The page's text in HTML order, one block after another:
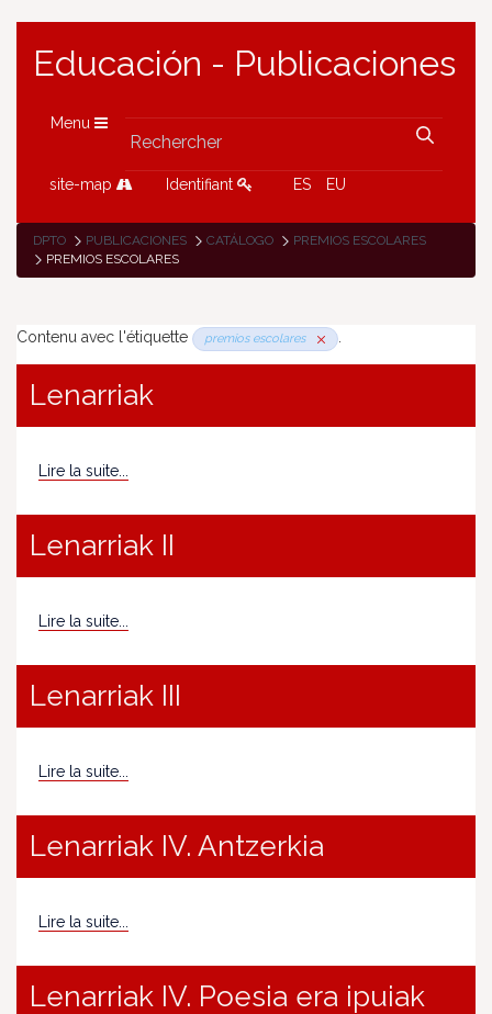
Educación - Publicaciones
Menu
site-map Identifiant ES EU
DPTO PUBLICACIONES CATÁLOGO
PREMIOS ESCOLARES
PREMIOS ESCOLARES
Contenu avec l'étiquette premios escolares .
Lenarriak
Lire la suite...
Lenarriak II
Lire la suite...
Lenarriak III
Lire la suite...
Lenarriak IV. Antzerkia
Lire la suite...
Lenarriak IV. Poesia era ipuiak